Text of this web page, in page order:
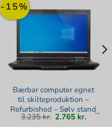
-15%
Bærbar computer egnet
til skilteproduktion –
Refurbished – Sølv stand
3.235kr. Den
oprindelige
pris
2.765 kr. Den